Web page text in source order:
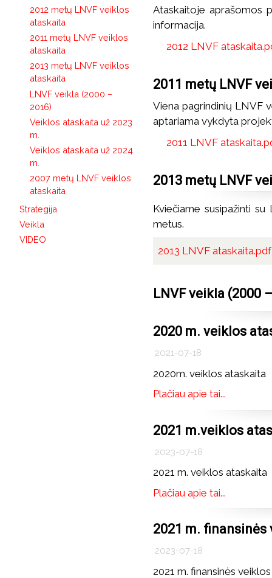
2012 metų LNVF veiklos
ataskaita
2011 metų LNVF veiklos
ataskaita
2013 metų LNVF veiklos
ataskaita
LNVF veikla (2000 –
2016)
Veiklos ataskaita už 2023
m.
Veiklos ataskaita už 2024
m.
2007 metų LNVF veiklos
ataskaita
Strategija
Veikla
VIDEO
Ataskaitoje aprašomos
informacija.
2012 LNVF
2011 metų LNVF
Viena pagrindinių LNVF
aptariama vykdyta
2011 LNVF
2013 metų LNVF
Kviečiame susipažinti
metus.
2013 LNVF ataskaita.pdf
LNVF veikla (2000
2020 m. veiklos
2021-07-18
2020m. veiklos ataskaita
Plačiau apie tai...
2021 m.veiklos
2023-07-18
2021 m. veiklos ataskaita
Plačiau apie tai...
2021 m.
2023-07-18
2021 m. finansinės